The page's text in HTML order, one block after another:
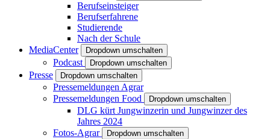
Berufseinsteiger
Berufserfahrene
Studierende
Nach der Schule
MediaCenter
Dropdown umschalten
Podcast Dropdown umschalten
Presse Dropdown umschalten
Pressemeldungen Agrar
Pressemeldungen Food
Dropdown umschalten
DLG kürt Jungwinzerin und Jungwinzer des
Jahres 2024
Fotos-Agrar
Dropdown umschalten